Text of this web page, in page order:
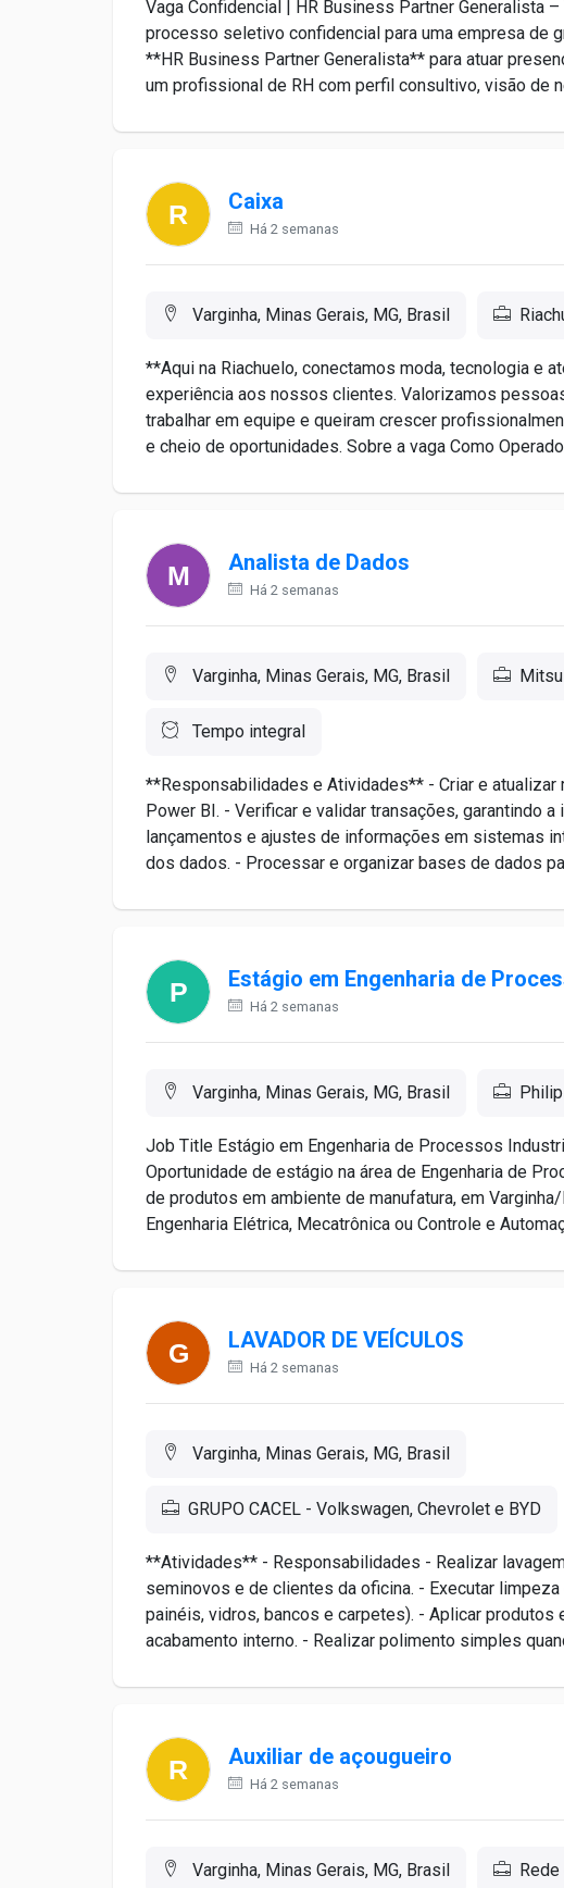
Vaga Confidencial | HR Business Partner Generalista
processo seletivo confidencial para uma empresa de
**HR Business Partner Generalista** para atuar
um profissional de RH com perfil consultivo, visão de
Caixa
Há 2 semanas
Varginha, Minas Gerais, MG, Brasil
**Aqui na Riachuelo, conectamos moda, tecnologia e
experiência aos nossos clientes. Valorizamos
trabalhar em equipe e queiram crescer
e cheio de oportunidades. Sobre a vaga Como
Analista de Dados
Há 2 semanas
Varginha, Minas Gerais, MG, Brasil
Tempo integral
**Responsabilidades e Atividades** - Criar e
Power BI. - Verificar e validar transações, garantindo
lançamentos e ajustes de informações em sistemas
dos dados. - Processar e organizar bases de dados
Estágio em Engenharia de
Há 2 semanas
Varginha, Minas Gerais, MG, Brasil
Job Title Estágio em Engenharia de Processos
Oportunidade de estágio na área de Engenharia de
de produtos em ambiente de manufatura, em
Engenharia Elétrica, Mecatrônica ou Controle e
LAVADOR DE VEÍCULOS
Há 2 semanas
Varginha, Minas Gerais, MG, Brasil
GRUPO CACEL - Volkswagen, Chevrolet e BYD
**Atividades** - Responsabilidades - Realizar
seminovos e de clientes da oficina. - Executar
painéis, vidros, bancos e carpetes). - Aplicar
acabamento interno. - Realizar polimento simples
Auxiliar de açougueiro
Há 2 semanas
Varginha, Minas Gerais, MG, Brasil